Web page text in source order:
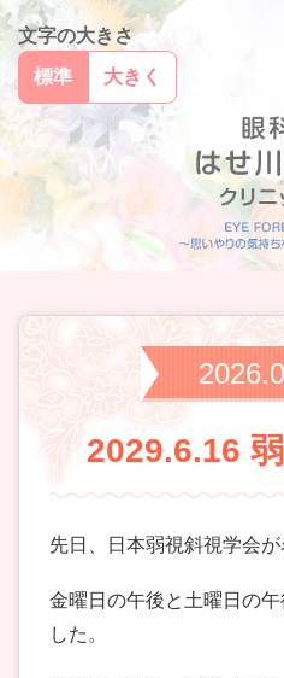
文字の大きさ
標準
大きく
2029.6.16
先日、日本弱視斜視学会が
金曜日の午後と土曜日の
した。